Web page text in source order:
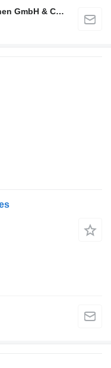
alga Nutzfahrzeug- und Baumaschinen GmbH & Co. KG